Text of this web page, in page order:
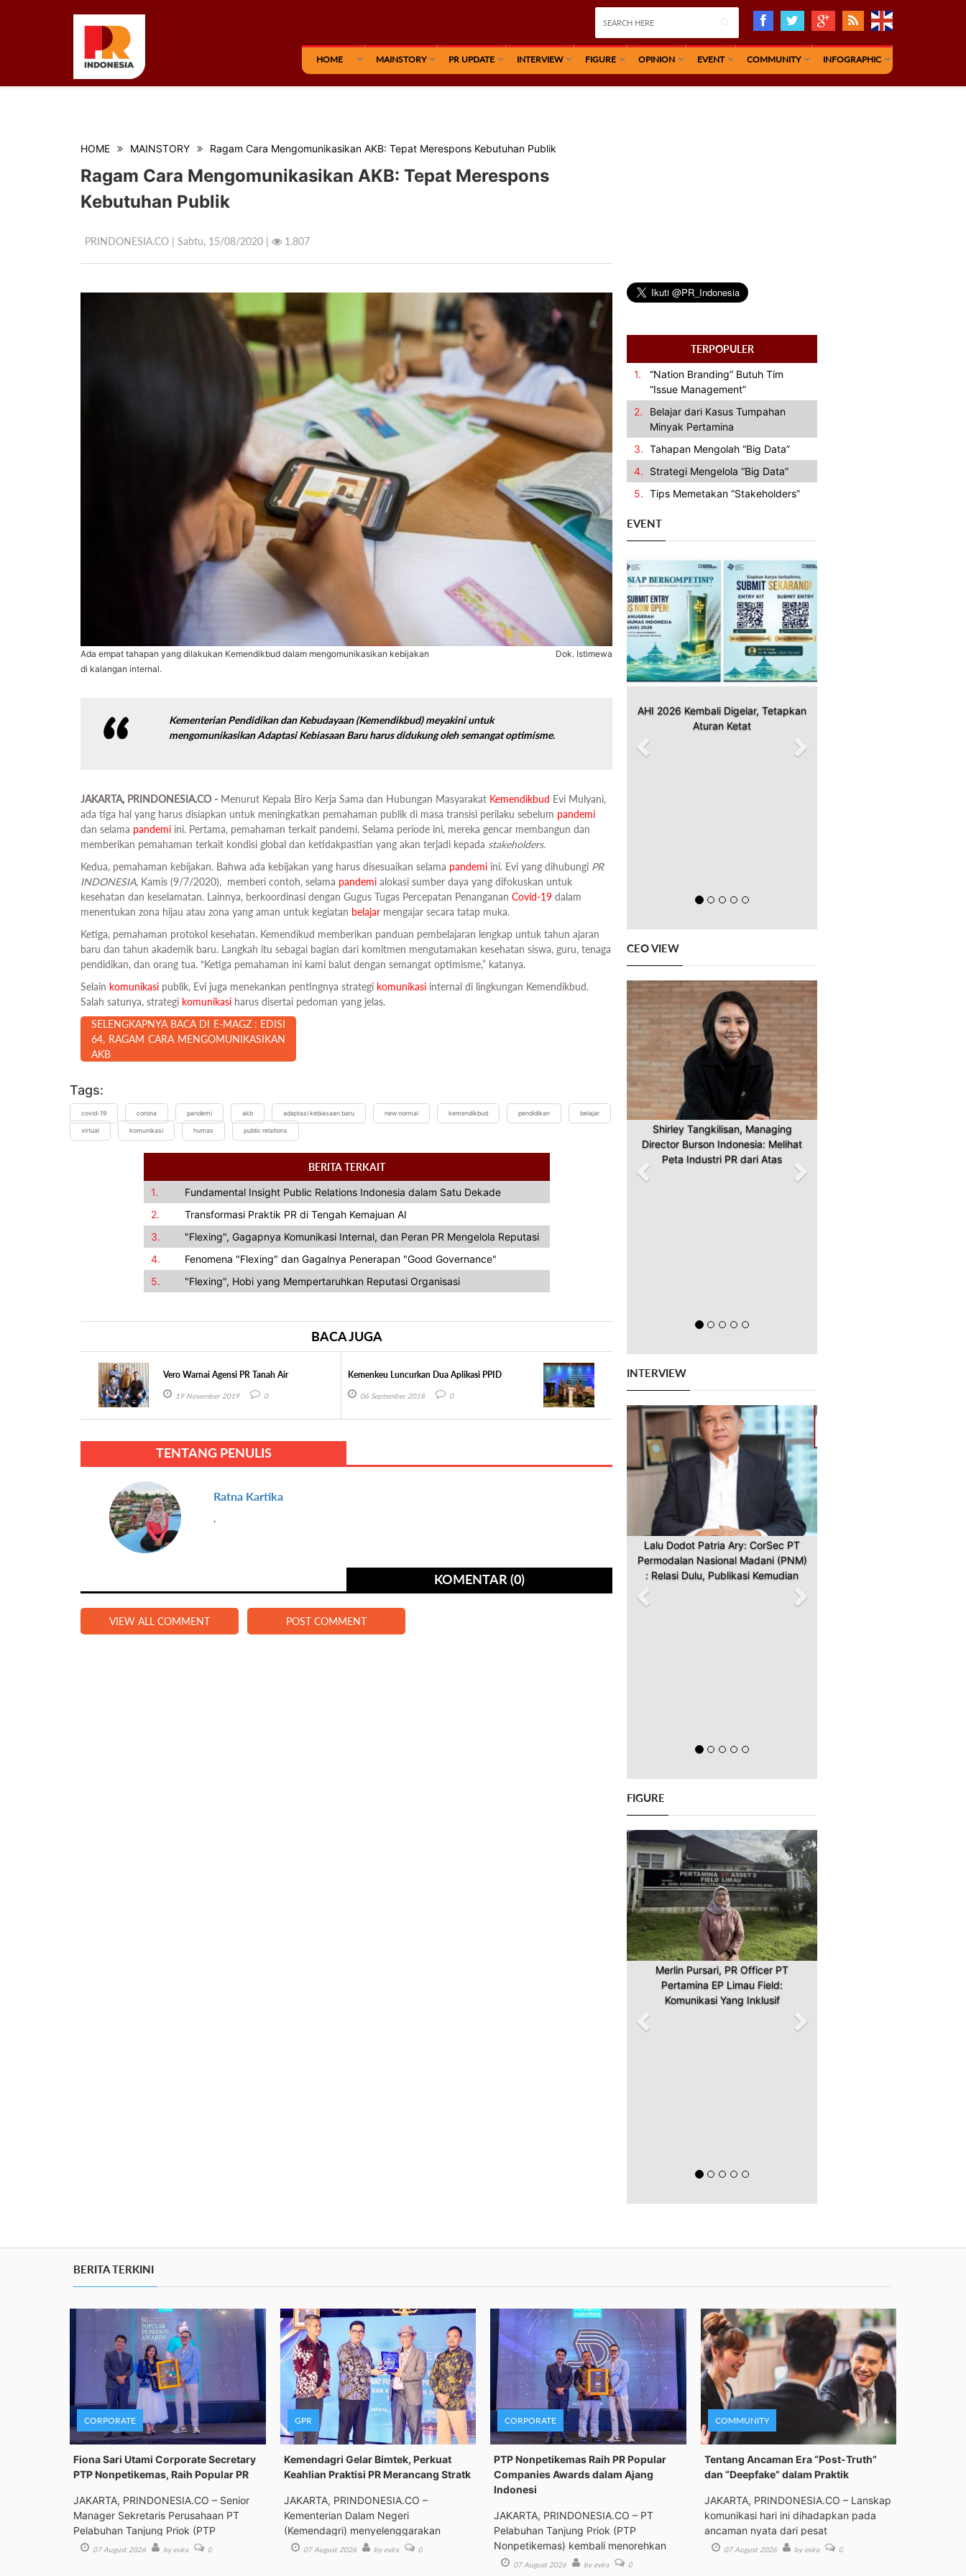
HOME MAINSTORY PR UPDATE INTERVIEW FIGURE OPINION EVENT COMMUNITY INFOGRAPHIC
HOME MAINSTORY Ragam Cara Mengomunikasikan AKB: Tepat Merespons Kebutuhan Publik
Ragam Cara Mengomunikasikan AKB: Tepat Merespons
Kebutuhan Publik
PRINDONESIA.CO | Sabtu, 15/08/2020 | 1.807
Ada empat tahapan yang dilakukan Kemendikbud dalam mengomunikasikan kebijakan
di kalangan internal.
Dok. Istimewa
Kementerian Pendidikan dan Kebudayaan (Kemendikbud) meyakini untuk
mengomunikasikan Adaptasi Kebiasaan Baru harus didukung oleh semangat optimisme.
JAKARTA, PRINDONESIA.CO - Menurut Kepala Biro Kerja Sama dan Hubungan Masyarakat Kemendikbud Evi Mulyani,
ada tiga hal yang harus disiapkan untuk meningkatkan pemahaman publik di masa transisi perilaku sebelum pandemi
dan selama pandemi ini. Pertama, pemahaman terkait pandemi. Selama periode ini, mereka gencar membangun dan
memberikan pemahaman terkait kondisi global dan ketidakpastian yang akan terjadi kepada stakeholders.
Kedua, pemahaman kebijakan. Bahwa ada kebijakan yang harus disesuaikan selama pandemi ini. Evi yang dihubungi PR
INDONESIA, Kamis (9/7/2020), memberi contoh, selama pandemi alokasi sumber daya yang difokuskan untuk
kesehatan dan keselamatan. Lainnya, berkoordinasi dengan Gugus Tugas Percepatan Penanganan Covid-19 dalam
menentukan zona hijau atau zona yang aman untuk kegiatan belajar mengajar secara tatap muka.
Ketiga, pemahaman protokol kesehatan. Kemendikud memberikan panduan pembelajaran lengkap untuk tahun ajaran
baru dan tahun akademik baru. Langkah itu sebagai bagian dari komitmen mengutamakan kesehatan siswa, guru, tenaga
pendidikan, dan orang tua. “Ketiga pemahaman ini kami balut dengan semangat optimisme,” katanya.
Selain komunikasi publik, Evi juga menekankan pentingnya strategi komunikasi internal di lingkungan Kemendikbud.
Salah satunya, strategi komunikasi harus disertai pedoman yang jelas.
SELENGKAPNYA BACA DI E-MAGZ : EDISI
64, RAGAM CARA MENGOMUNIKASIKAN
AKB
Tags:
covid-19 corona pandemi akb adaptasi kebiasaan baru new normal kemendikbud pendidikan belajar
virtual komunikasi humas public relations
BERITA TERKAIT
1.
Fundamental Insight Public Relations Indonesia dalam Satu Dekade
2.
Transformasi Praktik PR di Tengah Kemajuan AI
3.
"Flexing", Gagapnya Komunikasi Internal, dan Peran PR Mengelola Reputasi
4.
Fenomena "Flexing" dan Gagalnya Penerapan "Good Governance"
5.
"Flexing", Hobi yang Mempertaruhkan Reputasi Organisasi
BACA JUGA
Vero Warnai Agensi PR Tanah Air
19 November 2019 0
Kemenkeu Luncurkan Dua Aplikasi PPID
06 September 2018 0
TENTANG PENULIS
Ratna Kartika
.
KOMENTAR (0)
VIEW ALL COMMENT POST COMMENT
TERPOPULER
1.
“Nation Branding” Butuh Tim
“Issue Management”
2.
Belajar dari Kasus Tumpahan
Minyak Pertamina
3. Tahapan Mengolah “Big Data”
4.
Strategi Mengelola “Big Data”
5. Tips Memetakan “Stakeholders”
EVENT
AHI 2026 Kembali Digelar, Tetapkan
Aturan Ketat
Previous Next
CEO VIEW
Shirley Tangkilisan, Managing
Director Burson Indonesia: Melihat
Peta Industri PR dari Atas
Previous Next
INTERVIEW
Lalu Dodot Patria Ary: CorSec PT
Permodalan Nasional Madani (PNM)
: Relasi Dulu, Publikasi Kemudian
Previous Next
FIGURE
Merlin Pursari, PR Officer PT
Pertamina EP Limau Field:
Komunikasi Yang Inklusif
Previous Next
BERITA TERKINI
CORPORATE
Fiona Sari Utami Corporate Secretary
PTP Nonpetikemas, Raih Popular PR
JAKARTA, PRINDONESIA.CO – Senior
Manager Sekretaris Perusahaan PT
Pelabuhan Tanjung Priok (PTP
07 August 2026 by evira 0
GPR
Kemendagri Gelar Bimtek, Perkuat
Keahlian Praktisi PR Merancang Stratk
JAKARTA, PRINDONESIA.CO –
Kementerian Dalam Negeri
(Kemendagri) menyelenggarakan
Bimbingan Tek
07 August 2026 by evira 0
CORPORATE
PTP Nonpetikemas Raih PR Popular
Companies Awards dalam Ajang
Indonesi
JAKARTA, PRINDONESIA.CO – PT
Pelabuhan Tanjung Priok (PTP
Nonpetikemas) kembali menorehkan
pre 07 August 2026 by evira 0
COMMUNITY
Tentang Ancaman Era “Post-Truth”
dan “Deepfake” dalam Praktik
JAKARTA, PRINDONESIA.CO – Lanskap
komunikasi hari ini dihadapkan pada
ancaman nyata dari pesat
07 August 2026 by evira 0